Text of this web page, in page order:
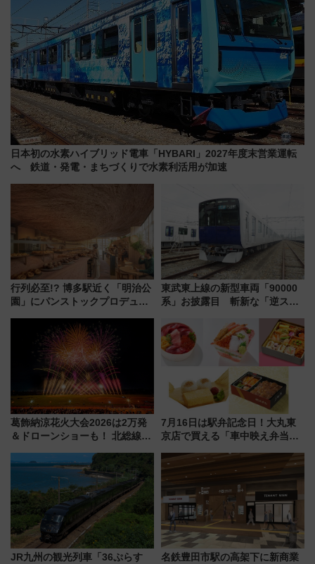
日本初の水素ハイブリッド電車「HYBARI」2027年度末営業運転
へ 鉄道・発電・まちづくりで水素利活用が加速
行列必至!? 博多駅近く「明治公
園」にパンストックプロデュー
オープン 秋からはビストロ営業
東武東上線の新型車両「90000
系」お披露目 斬新な「逆スラ
放的な車内空間に注目、デビュ
ーは9月
葛飾納涼花火大会2026は2万発
＆ドローンショーも！ 北総線を
車、観覧スポット情報と周辺観
光まとめ（7/28開催）
7月16日は駅弁記念日！大丸東
京店で買える「車中映え弁当」
JR九州の観光列車「36ぷらす
名鉄豊田市駅の高架下に新商業